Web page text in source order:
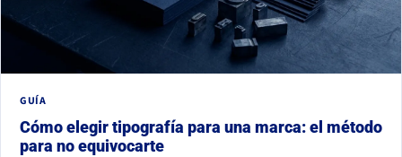
GUÍA
Cómo elegir tipografía para una marca: el método
para no equivocarte